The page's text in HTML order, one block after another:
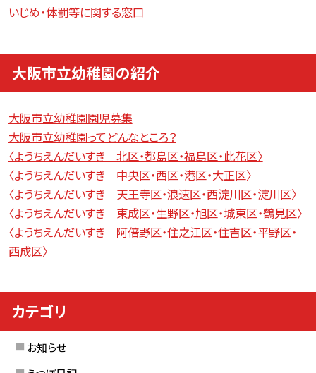
いじめ・体罰等に関する窓口
大阪市立幼稚園の紹介
大阪市立幼稚園園児募集
大阪市立幼稚園ってどんなところ？
〈ようちえんだいすき 北区・都島区・福島区・此花区〉
〈ようちえんだいすき 中央区・西区・港区・大正区〉
〈ようちえんだいすき 天王寺区・浪速区・西淀川区・淀川区〉
〈ようちえんだいすき 東成区・生野区・旭区・城東区・鶴見区〉
〈ようちえんだいすき 阿倍野区・住之江区・住吉区・平野区・
西成区〉
カテゴリ
お知らせ